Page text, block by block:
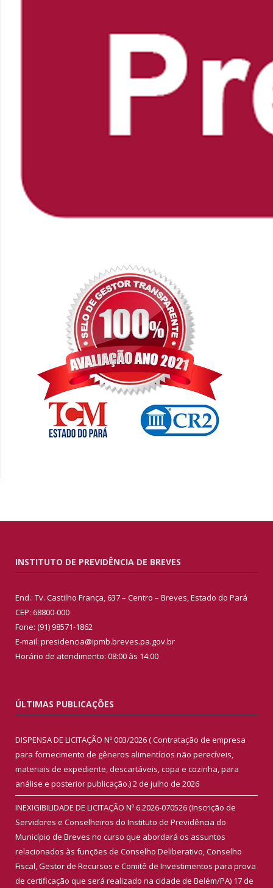
INSTITUTO DE PREVIDÊNCIA DE BREVES
End.: Tv. Castilho França, 637 – Centro – Breves, Estado do Pará
CEP: 68800-000
Fone: (91) 98571-1862
E-mail: presidencia@ipmb.breves.pa.gov.br
Horário de atendimento: 08:00 às 14:00
ÚLTIMAS PUBLICAÇÕES
DISPENSA DE LICITAÇÃO Nº 003/2026 ( Contratação de empresa
para fornecimento de gêneros alimentícios não perecíveis,
materiais de expediente, descartáveis, copa e cozinha, para
análise e posterior publicação.)2 de julho de 2026
INEXIGIBILIDADE DE LICITAÇÃO Nº 6.2026-070526 (Inscrição de
Servidores e Conselheiros do Instituto de Previdência do
Município de Breves no curso que abordará os assuntos
relacionados às funções de Conselho Deliberativo, Conselho
Fiscal, Gestor de Recursos e Comitê de Investimentos para prova
de certificação que será realizado na cidade de Belém/PA) 17 de